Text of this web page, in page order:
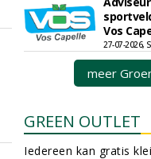
Vos
27-07-2026,
meer
GREEN OUTLET
Iedereen kan gratis